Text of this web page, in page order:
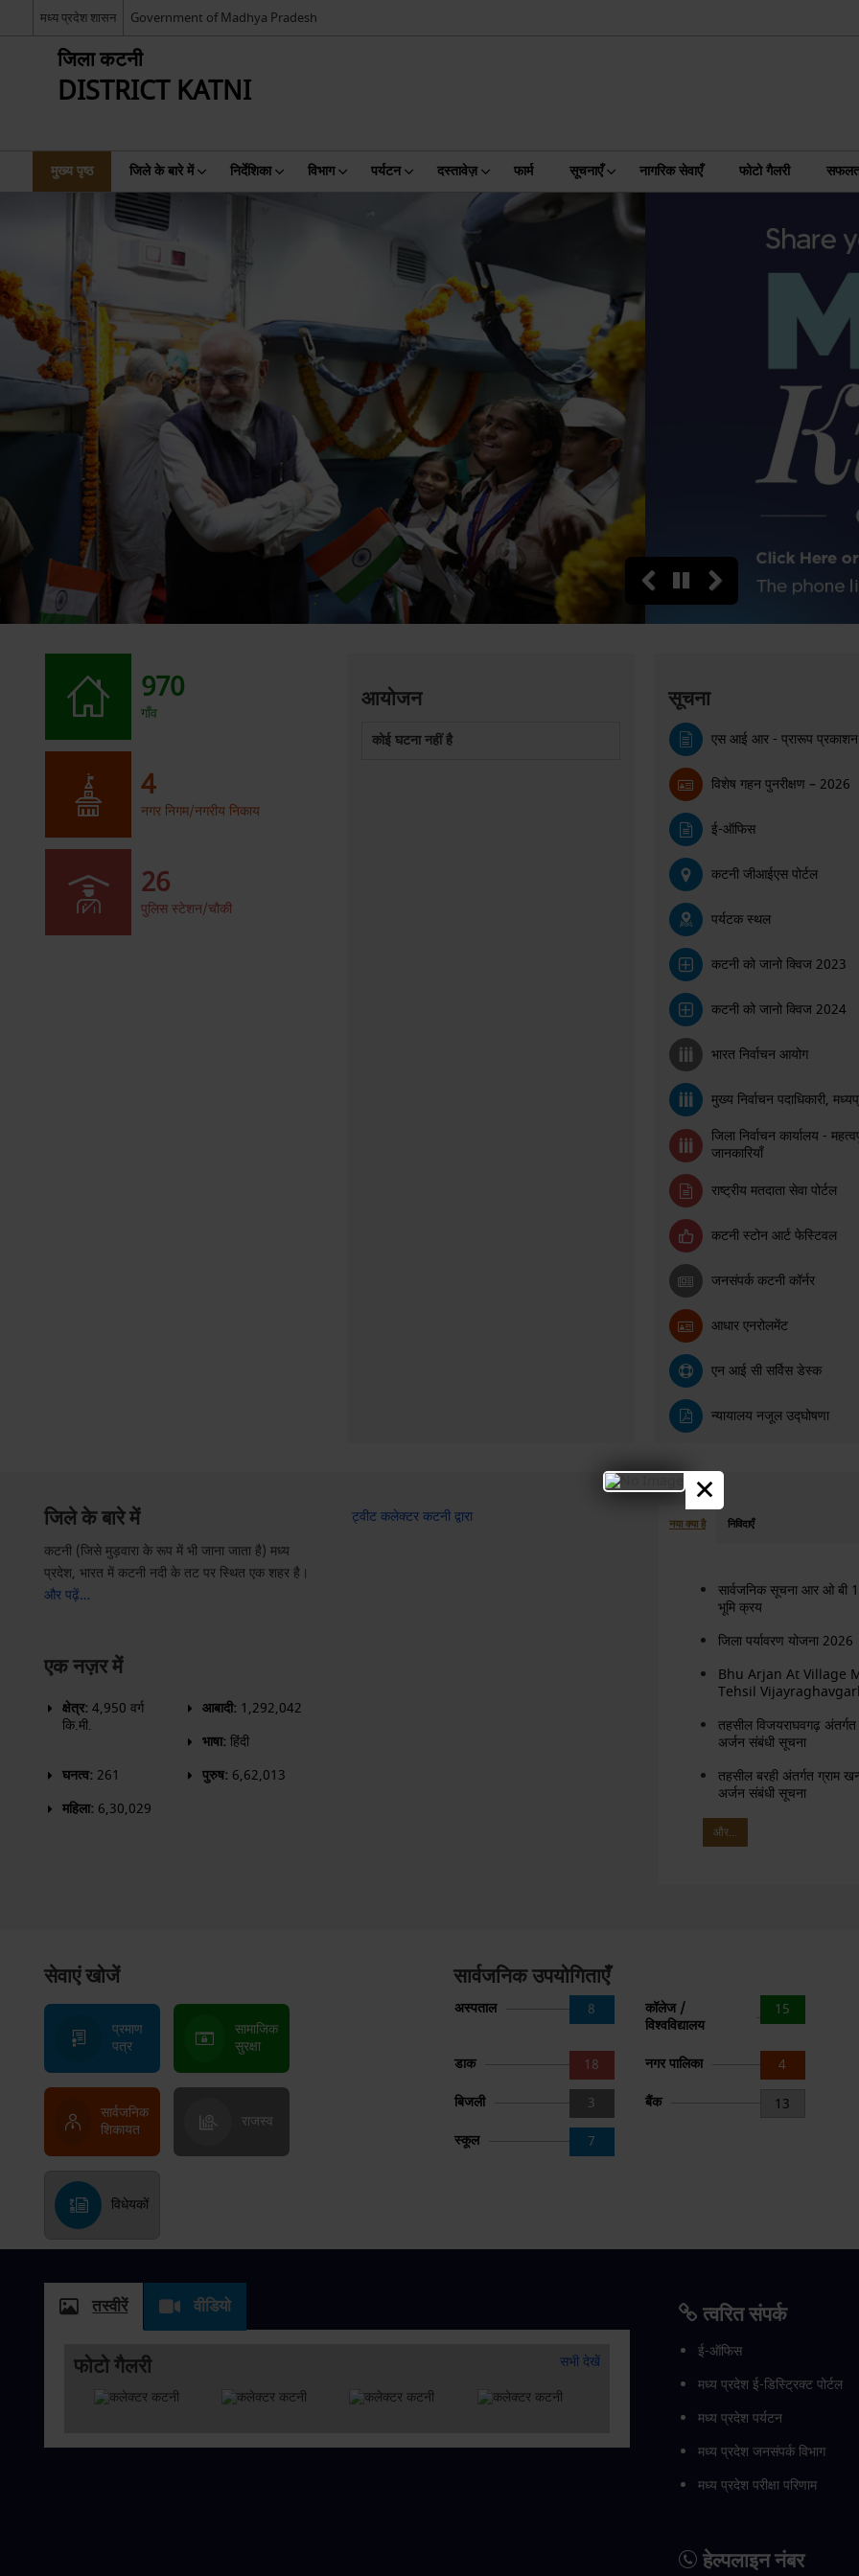
×
मध्य प्रदेश शासन Government of Madhya Pradesh
जिला कटनी
DISTRICT KATNI
मुख्य पृष्ठ जिले के बारे में निर्देशिका विभाग पर्यटन दस्तावेज़ फार्म सूचनाएँ नागरिक सेवाएँ फोटो गैलरी
970
गाँव
4
नगर निगम/नगरीय निकाय
26
पुलिस स्टेशन/चौकी
आयोजन
कोई घटना नहीं है
सूचना
एस आई आर - प्रारूप
विशेष गहन पुनरीक्षण – 2026
ई-ऑफिस
कटनी जीआईएस पोर्टल
पर्यटक स्थल
कटनी को जानो क्विज 2023
कटनी को जानो क्विज 2024
भारत निर्वाचन आयोग
मुख्य निर्वाचन पदाधिकारी,
जिला निर्वाचन कार्यालय -
जानकारियाँ
राष्ट्रीय मतदाता सेवा पोर्टल
कटनी स्टोन आर्ट फेस्टिवल
जनसंपर्क कटनी कॉर्नर
आधार एनरोलमेंट
एन आई सी सर्विस डेस्क
न्यायालय नजूल उद्घोषणा
जिले के बारे में
कटनी (जिसे मुड़वारा के रूप में भी जाना जाता है) मध्य
प्रदेश, भारत में कटनी नदी के तट पर स्थित एक शहर है।
और पढ़ें…
एक नज़र में
क्षेत्र:4,950 वर्ग
कि.मी.
आबादी: 1,292,042
भाषा: हिंदी
घनत्व: 261 पुरुष: 6,62,013
महिला: 6,30,029
ट्वीट कलेक्टर कटनी द्वारा नया क्या है निविदाएँ
सार्वजनिक सूचना आर ओ बी
भूमि क्रय
जिला पर्यावरण योजना 2026
Bhu Arjan At Village
Tehsil
तहसील विजयराघवगढ़ अंतर्गत
अर्जन संबंधी सूचना
तहसील बरही अंतर्गत ग्राम
अर्जन संबंधी सूचना
और...
सेवाएं खोजें
प्रमाण
पत्र
सामाजिक
सुरक्षा
सार्वजनिक
शिकायत
राजस्व
विधेयकों
सार्वजनिक उपयोगिताएँ
8
अस्पताल 15
कॉलेज /
विश्वविद्यालय
18
डाक 4
नगर पालिका
3
बिजली 13
बैंक
7
स्कूल
तस्वीरें वीडियो
फोटो गैलरी सभी देखें
त्वरित संपर्क
ई-ऑफिस
मध्य प्रदेश ई-डिस्ट्रिक्ट पोर्टल
मध्य प्रदेश पर्यटन
मध्य प्रदेश जनसंपर्क विभाग
मध्य प्रदेश परीक्षा परिणाम
हेल्पलाइन नंबर